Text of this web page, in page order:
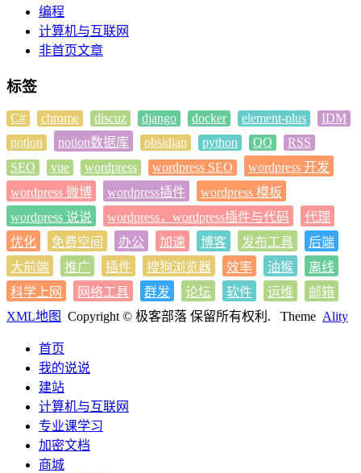
编程
计算机与互联网
非首页文章
标签
C# chrome discuz django docker element-plus
IDM
notion
notion数据库 obsidian python QQ
RSS
SEO
vue wordpress wordpress SEO
wordpress 开发
wordpress 微博
wordpress插件
wordpress 模板
wordpress 说说
wordpress，wordpress插件与代码
代理
优化
免费空间 办公 加速 博客 发布工具
后端
大前端
推广 插件 搜狗浏览器 效率 油猴
离线
科学上网
网络工具 群发 论坛 软件 运维
邮箱
XML地图
Copyright © 极客部落 保留所有权利. Theme Ality
首页
我的说说
建站
计算机与互联网
专业课学习
加密文档
商城